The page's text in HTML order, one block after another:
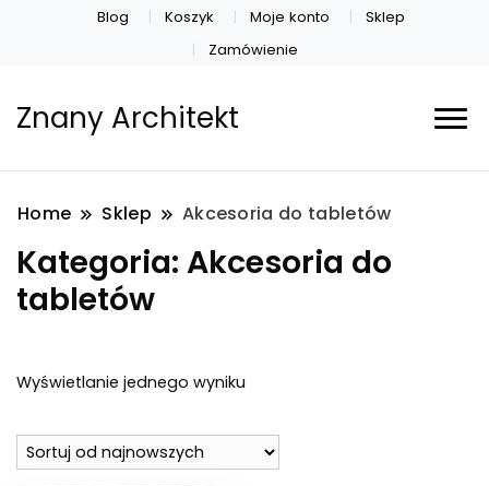
Blog Koszyk Moje konto
Sklep
Zamówienie
Znany Architekt
Home Sklep Akcesoria do tabletów
Kategoria: Akcesoria do
tabletów
Wyświetlanie jednego wyniku